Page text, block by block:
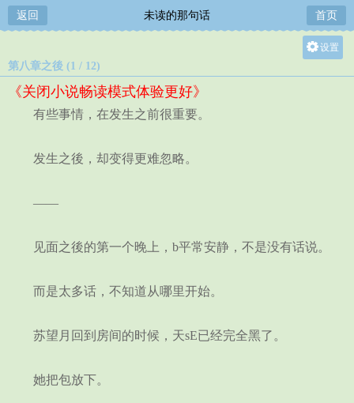
返回 未读的那句话 首页
设置
第八章之後 (1 / 12)
《关闭小说畅读模式体验更好》
有些事情，在发生之前很重要。
发生之後，却变得更难忽略。
——
见面之後的第一个晚上，b平常安静，不是没有话说。
而是太多话，不知道从哪里开始。
苏望月回到房间的时候，天sE已经完全黑了。
她把包放下。